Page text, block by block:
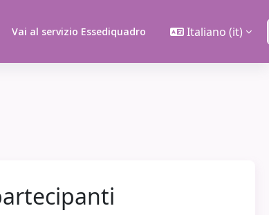
Vai al servizio Essediquadro Italiano ‎(it)‎